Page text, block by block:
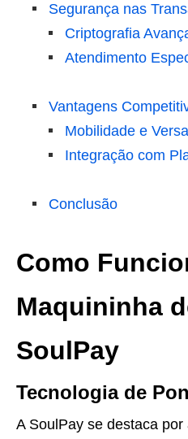
Segurança nas
Criptografia
Atendimento
Vantagens
Mobilidade e
Integração com
Conclusão
Como
Maquininha
SoulPay
Tecnologia de
A SoulPay se destaca